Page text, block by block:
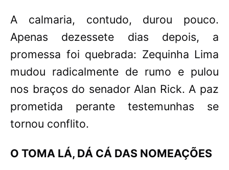
A calmaria, contudo, durou pouco.
Apenas dezessete dias depois, a
promessa foi quebrada: Zequinha Lima
mudou radicalmente de rumo e pulou
nos braços do senador Alan Rick. A paz
prometida perante testemunhas se
tornou conflito.
O TOMA LÁ, DÁ CÁ DAS NOMEAÇÕES